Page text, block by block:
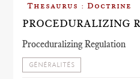
Thesaurus : Doctrine
PROCEDURALIZING
Proceduralizing Regulation
GÉNÉRALITÉS